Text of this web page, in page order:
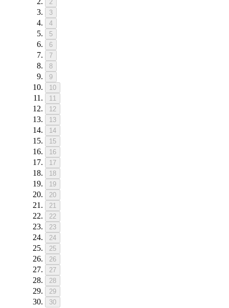
2
3
4
5
6
7
8
9
10
11
12
13
14
15
16
17
18
19
20
21
22
23
24
25
26
27
28
29
30